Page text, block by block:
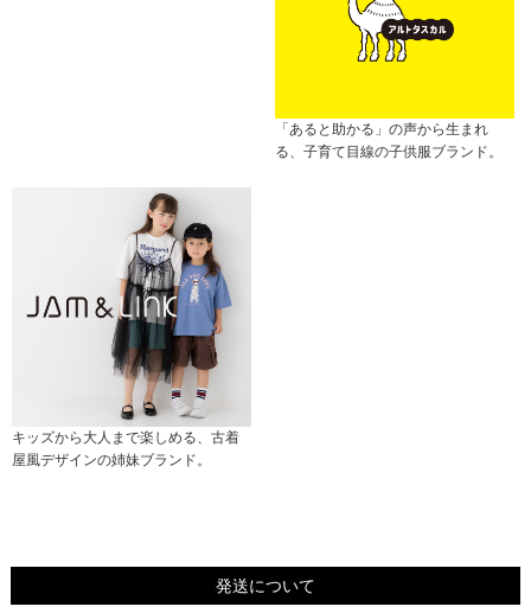
「あると助かる」の声から生まれ
る、子育て目線の子供服ブランド。
キッズから大人まで楽しめる、古着
屋風デザインの姉妹ブランド。
発送について